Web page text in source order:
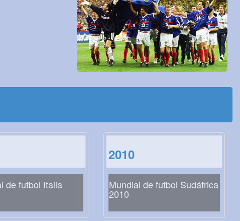
de futbol Italia
2010
Mundial de futbol Sudáfrica
2010